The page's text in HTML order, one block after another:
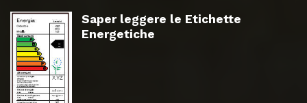
Saper leggere le Etichette
Energetiche